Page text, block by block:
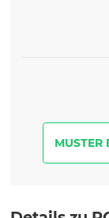
MUSTER